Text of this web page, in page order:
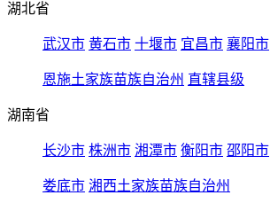
湖北省
武汉市 黄石市 十堰市 宜昌市 襄阳市
恩施土家族苗族自治州 直辖县级
湖南省
长沙市 株洲市 湘潭市 衡阳市 邵阳市
娄底市 湘西土家族苗族自治州